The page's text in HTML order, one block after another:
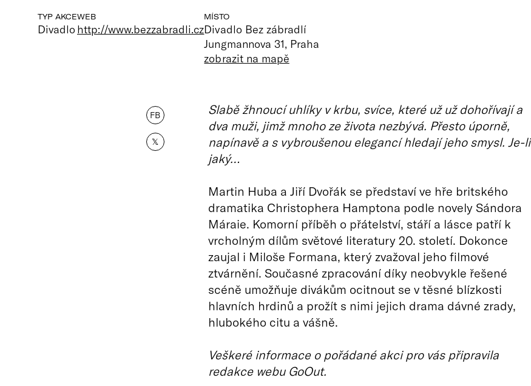
TYP AKCE
Divadlo
WEB
http://www.bezzabradli.cz
MÍSTO
Divadlo Bez zábradlí
Jungmannova 31, Praha
zobrazit na mapě
FB
𝕏
Slabě žhnoucí uhlíky v krbu, svíce, které už už dohořívají a
dva muži, jimž mnoho ze života nezbývá. Přesto úporně,
napínavě a s vybroušenou elegancí hledají jeho smysl. Je-li
jaký…
Martin Huba a Jiří Dvořák se představí ve hře britského
dramatika Christophera Hamptona podle novely Sándora
Máraie. Komorní příběh o přátelství, stáří a lásce patří k
vrcholným dílům světové literatury 20. století. Dokonce
zaujal i Miloše Formana, který zvažoval jeho filmové
ztvárnění. Současné zpracování díky neobvykle řešené
scéně umožňuje divákům ocitnout se v těsné blízkosti
hlavních hrdinů a prožít s nimi jejich drama dávné zrady,
hlubokého citu a vášně.
Veškeré informace o pořádané akci pro vás připravila
redakce webu GoOut.